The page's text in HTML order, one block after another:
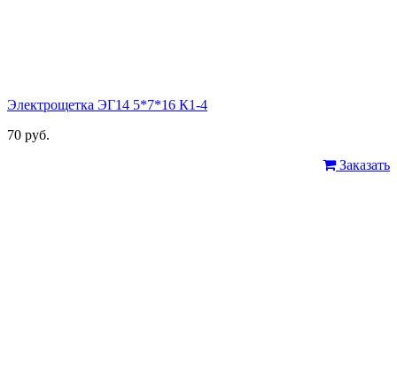
Электрощетка ЭГ14 5*7*16 К1-4
70 руб.
Заказать